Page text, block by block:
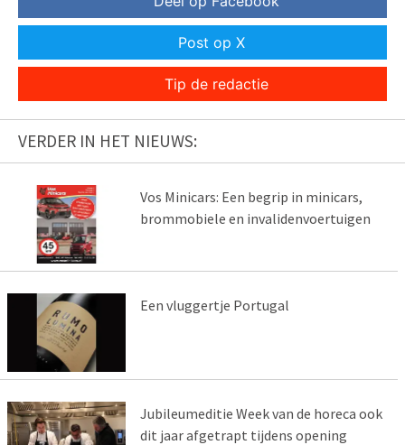
Post op X
Tip de redactie
VERDER IN HET NIEUWS:
Vos Minicars: Een begrip in minicars,
brommobiele en invalidenvoertuigen
Een vluggertje Portugal
Jubileumeditie Week van de horeca ook
dit jaar afgetrapt tijdens opening